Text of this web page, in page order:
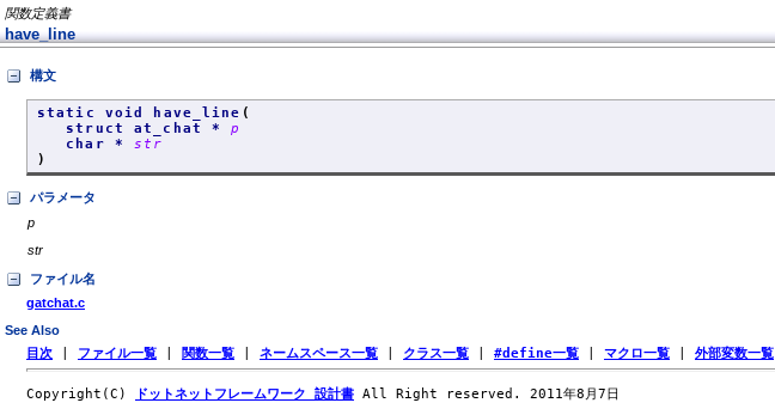
関数定義書
have_line
構文
static void have_line (
struct at_chat *p
char *str
)
パラメータ
p
str
ファイル名
gatchat.c
See Also
目次 ファイル一覧 関数一覧 ネームスペース一覧 クラス一覧 #define一覧 マクロ一覧 外部変数一覧
Copyright(C) ドットネットフレームワーク 設計書 All Right reserved. 2011年8月7日